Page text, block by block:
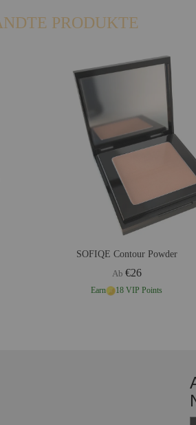
PRODUKTE
SOFIQE Contour Powder
Ab €26
Earn 18 VIP Points